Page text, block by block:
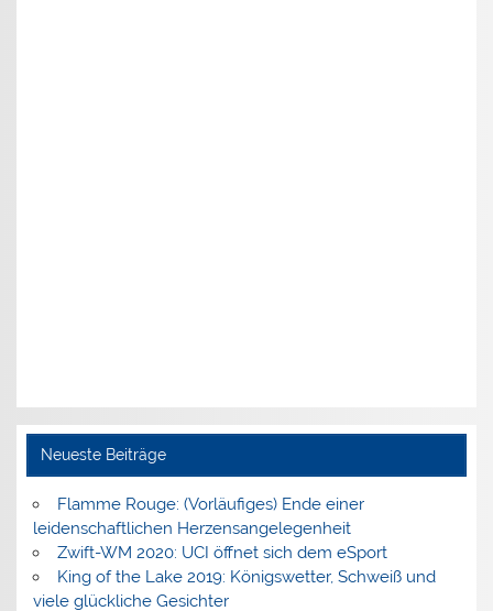
Neueste Beiträge
Flamme Rouge: (Vorläufiges) Ende einer
leidenschaftlichen Herzensangelegenheit
Zwift-WM 2020: UCI öffnet sich dem eSport
King of the Lake 2019: Königswetter, Schweiß und
viele glückliche Gesichter